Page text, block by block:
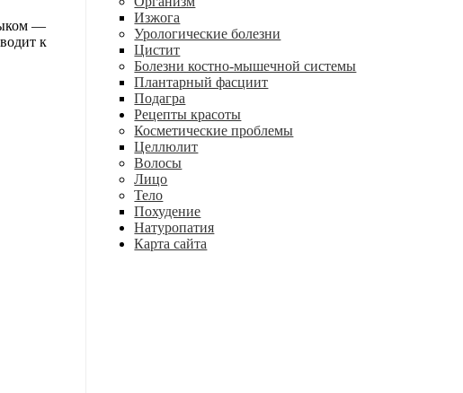
—
к
Изжога
Урологические болезни
Цистит
Болезни костно-мышечной системы
Плантарный фасциит
Подагра
Рецепты красоты
Косметические проблемы
Целлюлит
Волосы
Лицо
Тело
Похудение
Натуропатия
Карта сайта